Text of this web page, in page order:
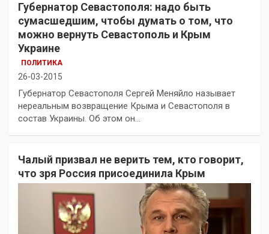
Губернатор Севастополя: надо быть
сумасшедшим, чтобы думать о том, что
можно вернуть Севастополь и Крым
Украине
ПОЛИТИКА
26-03-2015
Губернатор Севастополя Сергей Меняйло называет
нереальным возвращение Крыма и Севастополя в
состав Украины. Об этом он…
Чалый призвал не верить тем, кто говорит,
что зря Россия присоединила Крым